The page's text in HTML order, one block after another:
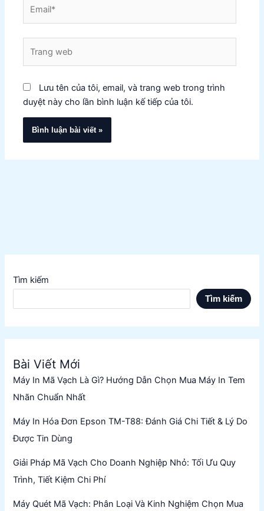
web
Lưu tên của tôi, email, và trang web trong trình
duyệt này cho lần bình luận kế tiếp của tôi.
Tìm kiếm
Tìm kiếm
Bài Viết Mới
Máy In Mã Vạch Là Gì? Hướng Dẫn Chọn Mua Máy In Tem
Nhãn Chuẩn Nhất
Máy In Hóa Đơn Epson TM-T88: Đánh Giá Chi Tiết & Lý Do
Được Tin Dùng
Giải Pháp Mã Vạch Cho Doanh Nghiệp Nhỏ: Tối Ưu Quy
Trình, Tiết Kiệm Chi Phí
Máy Quét Mã Vạch: Phân Loại Và Kinh Nghiệm Chọn Mua